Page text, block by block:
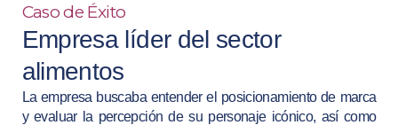
Caso de Éxito
Empresa líder del sector
alimentos
La empresa buscaba entender el posicionamiento de marca
y evaluar la percepción de su personaje icónico, así como